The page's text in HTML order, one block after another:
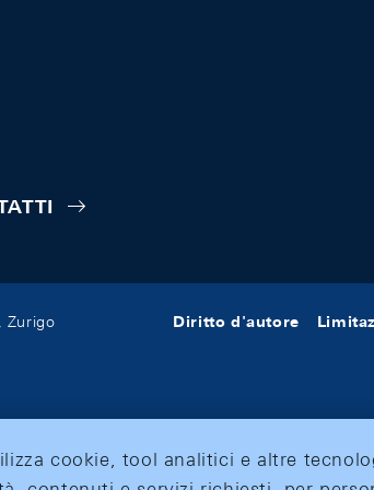
Zurigo
Diritto d'autore
cookie, tool analitici e altre